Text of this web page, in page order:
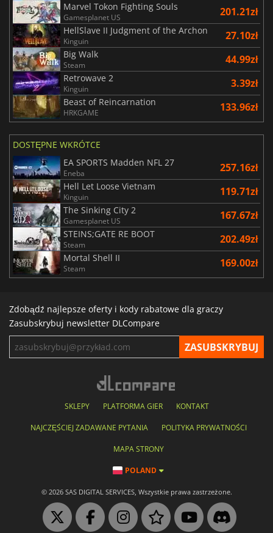
Marvel Tokon Fighting Souls
Gamesplanet US 201.21zł
HellSlave II Judgment of the Archon
Kinguin 27.10zł
Big Walk
Steam 44.99zł
Retrowave 2
Kinguin 3.39zł
Beast of Reincarnation
HRKGAME 133.96zł
DOSTĘPNE WKRÓTCE
EA SPORTS Madden NFL 27
Eneba 257.16zł
Hell Let Loose Vietnam
Kinguin 119.71zł
The Sinking City 2
Gamesplanet US 167.67zł
STEINS;GATE RE BOOT
Steam 202.49zł
Mortal Shell II
Steam 169.00zł
Zdobądź najlepsze oferty i kody rabatowe dla graczy
Zasubskrybuj newsletter DLCompare
SKLEPY PLATFORMA GIER KONTAKT
NAJCZĘŚCIEJ ZADAWANE PYTANIA POLITYKA PRYWATNOŚCI
MAPA STRONY
POLAND
© 2026 SAS DIGITAL SERVICES, Wszystkie prawa zastrzeżone.